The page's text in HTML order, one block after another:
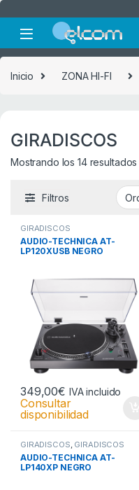
Inicio ZONA HI-FI
GIRADISCOS
Mostrando los 14 resultados
Filtros
GIRADISCOS
AUDIO-TECHNICA AT-
LP120XUSB NEGRO
349,00€ IVA incluido
Consultar
disponibilidad
GIRADISCOS, GIRADISCOS
AUDIO-TECHNICA AT-
LP140XP NEGRO